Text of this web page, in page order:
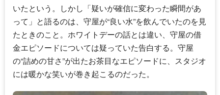
いたという。しかし「疑いが確信に変わった瞬間があ
って」と語るのは、守屋が“良い水”を飲んでいたのを見
たときのこと。ホワイトデーの話とは違い、守屋の借
金エピソードについては疑っていた告白する。守屋
の“詰めの甘さ”が出たお茶目なエピソードに、スタジオ
には暖かな笑いが巻き起こるのだった。